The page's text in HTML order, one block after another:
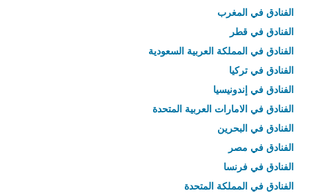
الفنادق في المغرب
الفنادق في قطر
الفنادق في المملكة العربية السعودية
الفنادق في تركيا
الفنادق في إندونيسيا
الفنادق في الامارات العربية المتحدة
الفنادق في البحرين
الفنادق في مصر
الفنادق في فرنسا
الفنادق في المملكة المتحدة